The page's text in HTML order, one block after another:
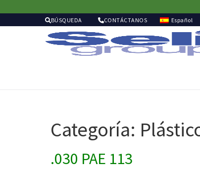
BÚSQUEDA CONTÁCTANOS Español
Categoría:
.030 PAE 113